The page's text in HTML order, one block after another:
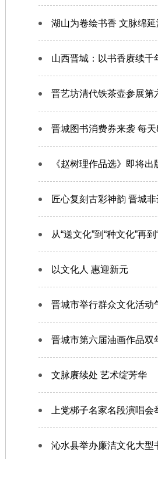
湖山为卷绘书香 文脉绵
山西晋城：以书香赓续千
晋艺坊清代铁茶壶参展第
晋城图书消费券来袭 每
《赵树理作品选》即将出
匠心复刻古彩神韵 晋城
从“送文化”到“种文化”再
以文化人 惠迎新元
晋城市举行群众文化活动
晋城市第六届油画作品双
文脉赓续处 艺术绽芳华
上党梆子名家名段演唱会
沁水县举办廉洁文化大型